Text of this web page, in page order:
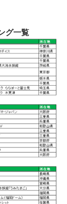
グ一覧